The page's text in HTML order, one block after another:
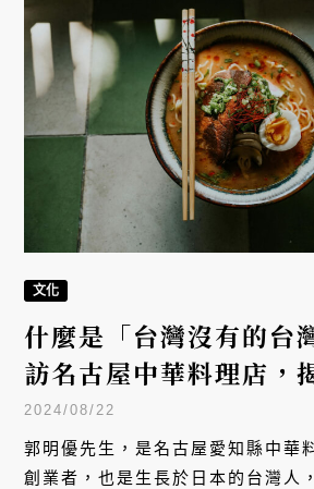
文化
什麼是「台灣沒有的台
訪名古屋中華料理店，
界「台灣風」的祕密
2024/08/22
郭明優先生，是名古屋愛知縣中華
創業者，也是生長於日本的台灣人